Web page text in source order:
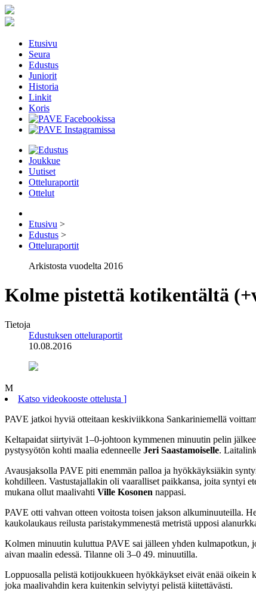
Etusivu
Seura
Edustus
Juniorit
Historia
Linkit
Koris
Joukkue
Uutiset
Otteluraportit
Ottelut
Etusivu >
Edustus >
Otteluraportit
Arkistosta vuodelta 2016
Kolme pistettä kotikentältä
Tietoja
Edustuksen otteluraportit
10.08.2016
M
Katso videokooste ottelusta ]
PAVE jatkoi hyviä otteitaan keskiviikkona Sankariniemellä
Keltapaidat siirtyivät 1–0-johtoon kymmenen minuutin pelin
pystysyötön kohti maalia edenneelle Jeri Saastamoiselle.
Avausjaksolla PAVE piti enemmän palloa ja hyökkäyksiäkin
kohdilleen. Vastustajallakin oli vaaralliset paikkansa, joita syntyi
mukana ollut maalivahti Ville Kosonen nappasi.
PAVE otti vahvan otteen voitosta toisen jakson alkuminuuteilla.
kaukolaukaus reilusta paristakymmenestä metristä upposi
Kolmen minuutin kuluttua PAVE sai jälleen yhden kulmapotkun,
aivan maalin edessä. Tilanne oli 3–0 49. minuutilla.
Loppuosalla pelistä kotijoukkueen hyökkäykset eivät enää oikein
joka maalivahdin kera kuitenkin selviytyi pelistä kiitettävästi.